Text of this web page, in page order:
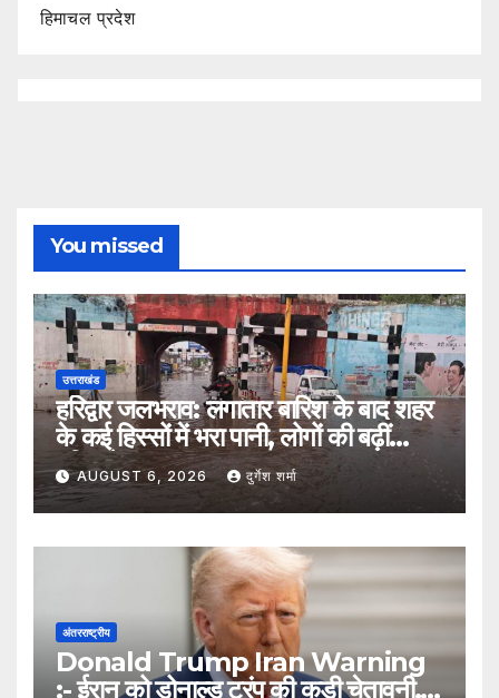
हिमाचल प्रदेश
You missed
उत्तराखंड
हरिद्वार जलभराव: लगातार बारिश के बाद शहर
के कई हिस्सों में भरा पानी, लोगों की बढ़ीं
मुश्किलें
AUGUST 6, 2026 दुर्गेश शर्मा
अंतरराष्ट्रीय
Donald Trump Iran Warning
:- ईरान को डोनाल्ड ट्रंप की कड़ी चेतावनी,